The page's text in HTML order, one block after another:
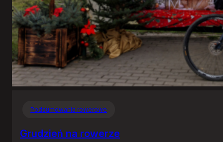
Podsumowania rowerowe
Grudzień na rowerze